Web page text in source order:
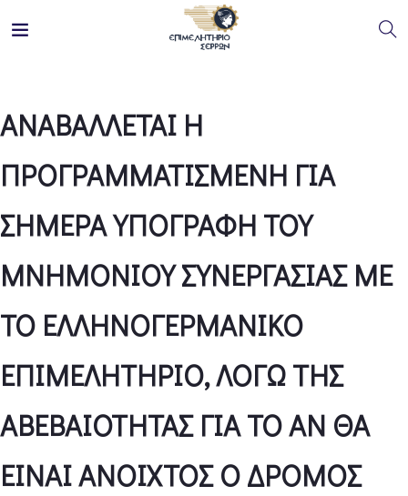
ΑΝΑΒΑΛΛΕΤΑΙ Η
ΠΡΟΓΡΑΜΜΑΤΙΣΜΕΝΗ ΓΙΑ
ΣΗΜΕΡΑ ΥΠΟΓΡΑΦΗ ΤΟΥ
ΜΝΗΜΟΝΙΟΥ ΣΥΝΕΡΓΑΣΙΑΣ ΜΕ
ΤΟ ΕΛΛΗΝΟΓΕΡΜΑΝΙΚΟ
ΕΠΙΜΕΛΗΤΗΡΙΟ, ΛΟΓΩ ΤΗΣ
ΑΒΕΒΑΙΟΤΗΤΑΣ ΓΙΑ ΤΟ ΑΝ ΘΑ
ΕΙΝΑΙ ΑΝΟΙΧΤΟΣ Ο ΔΡΟΜΟΣ